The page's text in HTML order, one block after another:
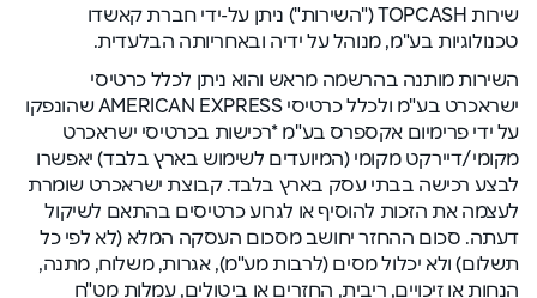
שירות TOPCASH ("השירות") ניתן על-ידי חברת קאשדו
טכנולוגיות בע"מ, מנוהל על ידיה ובאחריותה הבלעדית.
השירות מותנה בהרשמה מראש והוא ניתן לכלל כרטיסי
ישראכרט בע"מ ולכלל כרטיסי AMERICAN EXPRESS שהונפקו
על ידי פרימיום אקספרס בע"מ *רכישות בכרטיסי ישראכרט
מקומי/דיירקט מקומי (המיועדים לשימוש בארץ בלבד) יאפשרו
לבצע רכישה בבתי עסק בארץ בלבד. קבוצת ישראכרט שומרת
לעצמה את הזכות להוסיף או לגרוע כרטיסים בהתאם לשיקול
דעתה. סכום ההחזר יחושב מסכום העסקה המלא (לא לפי כל
תשלום) ולא יכלול מסים (לרבות מע"מ), אגרות, משלוח, מתנה,
הנחות או זיכויים, ריבית, החזרים או ביטולים, עמלות מט"ח